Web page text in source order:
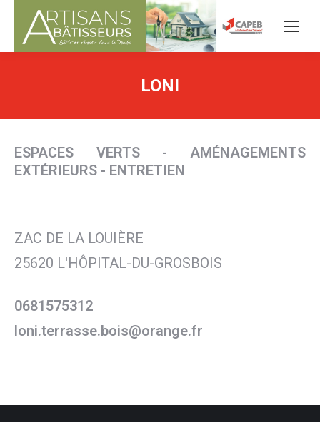
LONI
ESPACES VERTS - AMÉNAGEMENTS
EXTÉRIEURS - ENTRETIEN
ZAC DE LA LOUIÈRE
25620 L'HÔPITAL-DU-GROSBOIS
0681575312
loni.terrasse.bois@orange.fr